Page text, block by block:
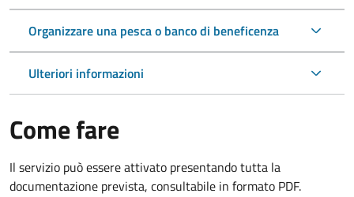
Organizzare una pesca o banco di beneficenza
Ulteriori informazioni
Come fare
Il servizio può essere attivato presentando tutta la
documentazione prevista, consultabile in formato PDF.